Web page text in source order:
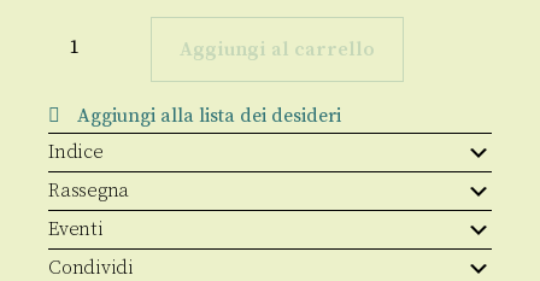
intelligence
Aggiungi al carrello
Aggiungi alla lista dei desideri
Indice
Rassegna
Eventi
Condividi